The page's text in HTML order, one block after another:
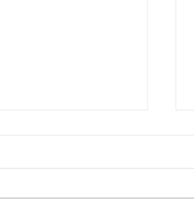
化学的酸素要求